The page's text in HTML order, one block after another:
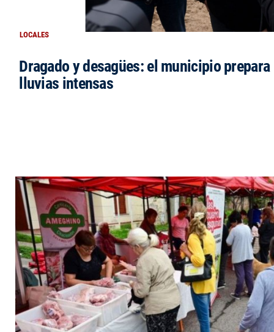
LOCALES
Dragado y desagües: el municipio
lluvias intensas